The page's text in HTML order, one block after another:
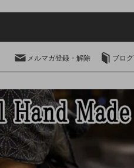
メルマガ登録・解除 ブログ